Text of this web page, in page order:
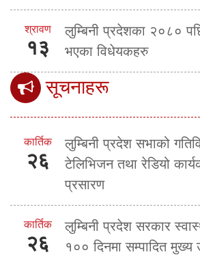
श्रावण
१३
लुम्बिनी प्रदेशका २०८०
भएका विधेयकहरु
सूचनाहरू
कार्तिक
२६
लुम्बिनी प्रदेश सभाको
टेलिभिजन तथा रेडियो
प्रसारण
कार्तिक
२६
लुम्बिनी प्रदेश सरकार
१०० दिनमा सम्पादित मुख्य